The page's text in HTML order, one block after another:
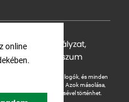
online
,Cookie Szabályzat,
,ÁSZF Impresszum
védett. A leírások, fotók, logók, és minden
Azok másolása,
beleegyezésével történhet.